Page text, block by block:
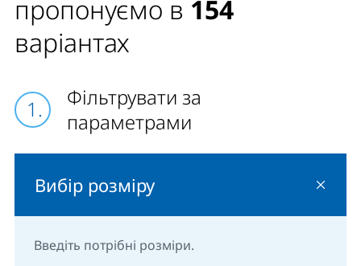
кронштейна, але для нижнього ряду кріпильних
скоб потрібно застосувати також кронштейн (не
опори). У цьому випадку додаткові кронштейни
комплектацію. Примітка: Опалювальні прилади
RADIK CLEAN тип 10 та RADIK KLASIK тип 10 однакові.
пропонуємо в 154
варіантах
Фільтрувати за
параметрами
Вибір розміру
Введіть потрібні розміри.